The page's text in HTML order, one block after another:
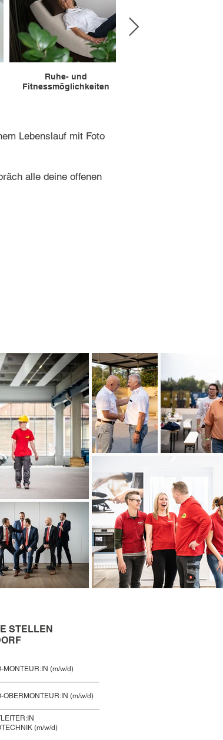
Ruhe- und
Fitnessmöglichkeiten
Lebenslauf mit Foto
alle deine offenen
STELLEN
MONTEUR:IN (m/w/d)
OBERMONTEUR:IN (m/w/d)
(m/w/d)